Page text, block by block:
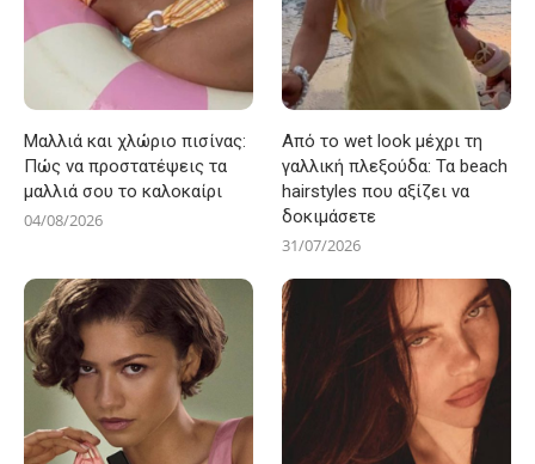
Μαλλιά και χλώριο πισίνας:
Πώς να προστατέψεις τα
μαλλιά σου το καλοκαίρι
04/08/2026
Από το wet look μέχρι τη
γαλλική πλεξούδα: Τα beach
hairstyles που αξίζει να
δοκιμάσετε
31/07/2026